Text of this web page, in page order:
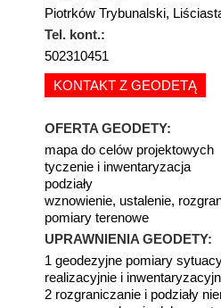
Piotrków Trybunalski,
Tel. kont.:
502310451
KONTAKT Z GEODETĄ
OFERTA GEODETY:
mapa do celów projektowych
tyczenie i inwentaryzacja
podziały
wznowienie, ustalenie,
pomiary terenowe
UPRAWNIENIA GEODETY:
1 geodezyjne pomiary
realizacyjnie i
2 rozgraniczanie i podziały